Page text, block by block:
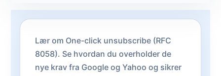
Lær om One-click unsubscribe (RFC
8058). Se hvordan du overholder de
nye krav fra Google og Yahoo og sikrer